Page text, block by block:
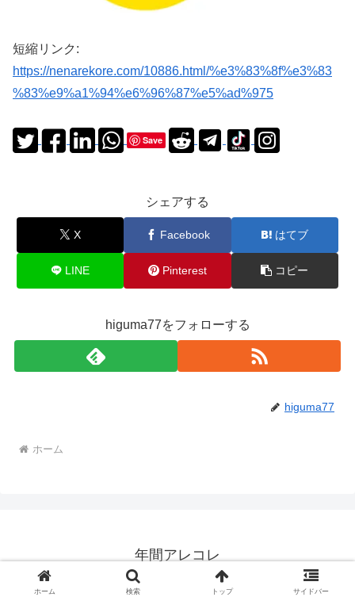
短縮リンク:
https://nenarekore.com/10886.html/%e3%83%8f%e3%83
%83%e9%a1%94%e6%96%87%e5%ad%975
Save
シェアする
X Facebook はてブ
LINE Pinterest コピー
higuma77をフォローする
higuma77
ホーム
年間アレコレ
© 2017 年間アレコレ.
ホーム 検索 トップ サイドバー